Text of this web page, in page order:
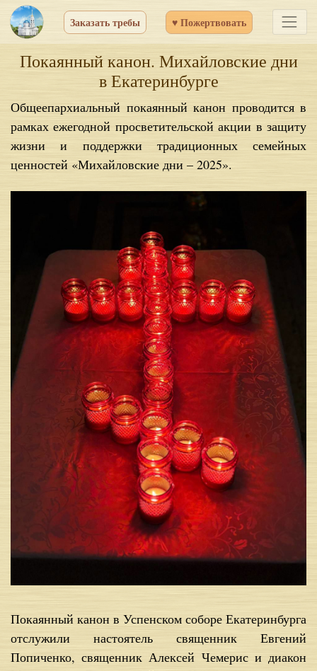
Заказать требы ♥ Пожертвовать
Покаянный канон. Михайловские дни
в Екатеринбурге
Общеепархиальный покаянный канон проводится в
рамках ежегодной просветительской акции в защиту
жизни и поддержки традиционных семейных
ценностей «Михайловские дни – 2025».
Покаянный канон в Успенском соборе Екатеринбурга
отслужили настоятель священник Евгений
Попиченко, священник Алексей Чемерис и диакон